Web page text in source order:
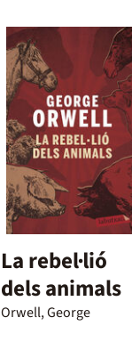
La rebel·lió
dels animals
Orwell, George